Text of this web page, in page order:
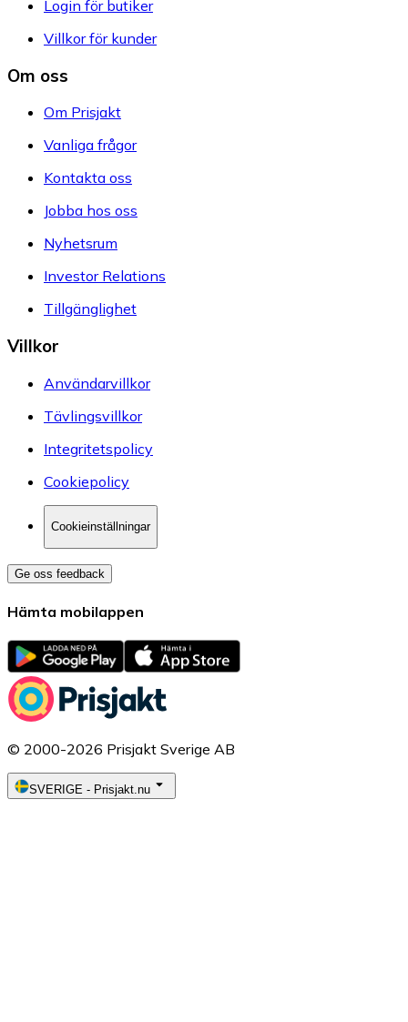
Login för butiker
Villkor för kunder
Om oss
Om Prisjakt
Vanliga frågor
Kontakta oss
Jobba hos oss
Nyhetsrum
Investor Relations
Tillgänglighet
Villkor
Användarvillkor
Tävlingsvillkor
Integritetspolicy
Cookiepolicy
Cookieinställningar
Ge oss feedback
Hämta mobilappen
© 2000-2026 Prisjakt Sverige AB
SVERIGE - Prisjakt.nu